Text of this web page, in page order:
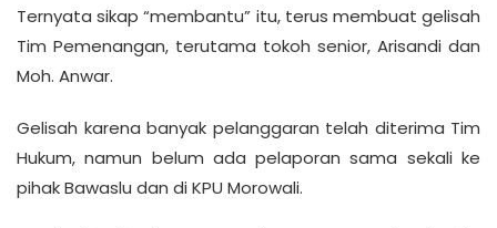
Ternyata sikap “membantu” itu, terus membuat gelisah
Tim Pemenangan, terutama tokoh senior, Arisandi dan
Moh. Anwar.
Gelisah karena banyak pelanggaran telah diterima Tim
Hukum, namun belum ada pelaporan sama sekali ke
pihak Bawaslu dan di KPU Morowali.